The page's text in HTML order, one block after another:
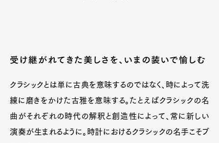
受け継がれてきた美しさを、いまの装いで愉しむ
クラシックとは単に古典を意味するのではなく、時によって洗
練に磨きをかけた古雅を意味する。たとえばクラシックの名
曲がそれぞれの時代の解釈と創造性によって、常に新しい
演奏が生まれるように。時計におけるクラシックの名手こそブ